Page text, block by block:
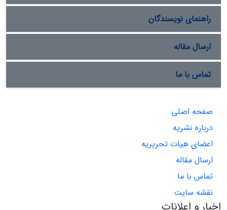
راهنمای نویسندگان
ارسال مقاله
تماس با ما
صفحه اصلی
درباره نشریه
اعضای هیات تحریریه
ارسال مقاله
تماس با ما
نقشه سایت
اخبار و اعلانات